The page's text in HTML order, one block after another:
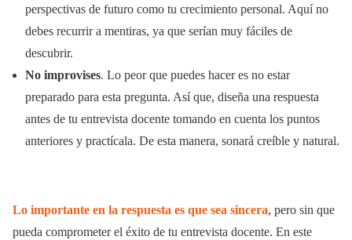
perspectivas de futuro como tu crecimiento personal. Aquí no
debes recurrir a mentiras, ya que serían muy fáciles de
descubrir.
No improvises. Lo peor que puedes hacer es no estar
preparado para esta pregunta. Así que, diseña una respuesta
antes de tu entrevista docente tomando en cuenta los puntos
anteriores y practícala. De esta manera, sonará creíble y natural.
Lo importante en la respuesta es que sea sincera, pero sin que
pueda comprometer el éxito de tu entrevista docente. En este